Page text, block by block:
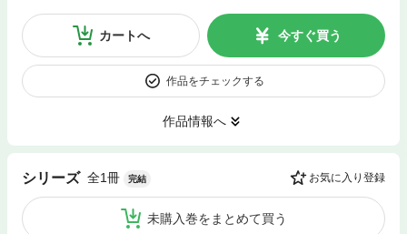
カートへ 今すぐ買う
作品をチェックする
作品情報へ
シリーズ 全1冊 完結 お気に入り登録
未購入巻をまとめて買う